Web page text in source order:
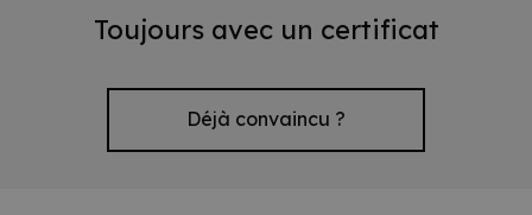
Toujours avec un certificat
Déjà convaincu ?